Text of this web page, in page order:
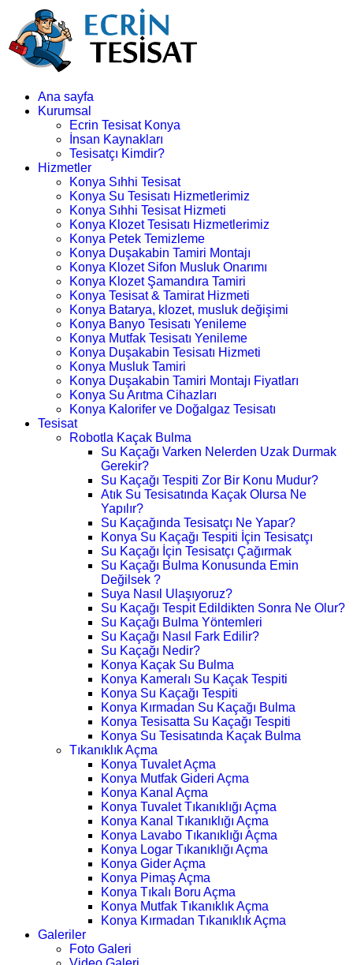
Ana sayfa
Kurumsal
Ecrin Tesisat Konya
İnsan Kaynakları
Tesisatçı Kimdir?
Hizmetler
Konya Sıhhi Tesisat
Konya Su Tesisatı Hizmetlerimiz
Konya Sıhhi Tesisat Hizmeti
Konya Klozet Tesisatı Hizmetlerimiz
Konya Petek Temizleme
Konya Duşakabin Tamiri Montajı
Konya Klozet Sifon Musluk Onarımı
Konya Klozet Şamandıra Tamiri
Konya Tesisat & Tamirat Hizmeti
Konya Batarya, klozet, musluk değişimi
Konya Banyo Tesisatı Yenileme
Konya Mutfak Tesisatı Yenileme
Konya Duşakabin Tesisatı Hizmeti
Konya Musluk Tamiri
Konya Duşakabin Tamiri Montajı Fiyatları
Konya Su Arıtma Cihazları
Konya Kalorifer ve Doğalgaz Tesisatı
Tesisat
Robotla Kaçak Bulma
Su Kaçağı Varken Nelerden Uzak Durmak
Gerekir?
Su Kaçağı Tespiti Zor Bir Konu Mudur?
Atık Su Tesisatında Kaçak Olursa Ne
Yapılır?
Su Kaçağında Tesisatçı Ne Yapar?
Konya Su Kaçağı Tespiti İçin Tesisatçı
Su Kaçağı İçin Tesisatçı Çağırmak
Su Kaçağı Bulma Konusunda Emin
Değilsek ?
Suya Nasıl Ulaşıyoruz?
Su Kaçağı Tespit Edildikten Sonra Ne Olur?
Su Kaçağı Bulma Yöntemleri
Su Kaçağı Nasıl Fark Edilir?
Su Kaçağı Nedir?
Konya Kaçak Su Bulma
Konya Kameralı Su Kaçak Tespiti
Konya Su Kaçağı Tespiti
Konya Kırmadan Su Kaçağı Bulma
Konya Tesisatta Su Kaçağı Tespiti
Konya Su Tesisatında Kaçak Bulma
Tıkanıklık Açma
Konya Tuvalet Açma
Konya Mutfak Gideri Açma
Konya Kanal Açma
Konya Tuvalet Tıkanıklığı Açma
Konya Kanal Tıkanıklığı Açma
Konya Lavabo Tıkanıklığı Açma
Konya Logar Tıkanıklığı Açma
Konya Gider Açma
Konya Pimaş Açma
Konya Tıkalı Boru Açma
Konya Mutfak Tıkanıklık Açma
Konya Kırmadan Tıkanıklık Açma
Galeriler
Foto Galeri